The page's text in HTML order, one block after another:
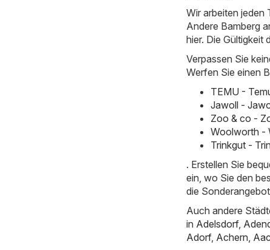
Wir arbeiten jeden
Andere Bamberg
hier. Die Gültigkeit
Verpassen Sie
Werfen Sie einen
TEMU -
Jawoll -
Zoo & co -
Woolworth -
Trinkgut -
. Erstellen Sie
ein, wo Sie den
die
Auch andere
in Adelsdorf,
Adorf, Achern